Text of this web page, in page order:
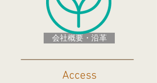
会社概要・沿革
Access